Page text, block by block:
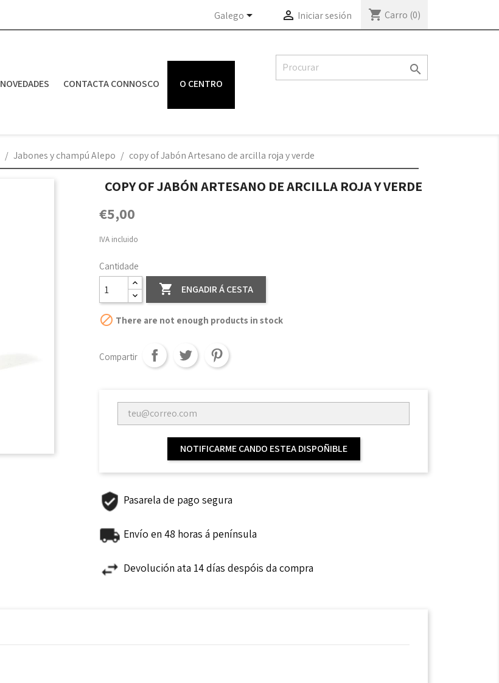
Galego  Iniciar sesión shopping_cart Carro (0)
NOVEDADES CONTACTA CONNOSCO O CENTRO

Jabones y champú Alepo copy of Jabón Artesano de arcilla roja y verde
COPY OF JABÓN ARTESANO DE ARCILLA ROJA Y VERDE
€5,00
IVA incluido
Cantidade
 ENGADIR Á CESTA
 There are not enough products in stock
Compartir
NOTIFICARME CANDO ESTEA DISPOÑIBLE
Pasarela de pago segura
Envío en 48 horas á península
Devolución ata 14 días despóis da compra